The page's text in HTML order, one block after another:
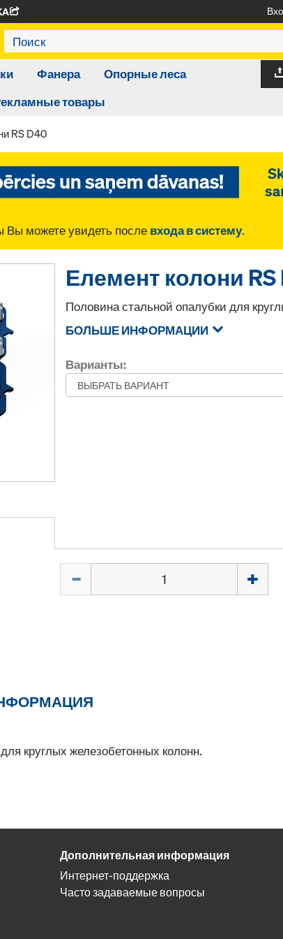
Фанера
Опорные леса
товары
RS D40
можете увидеть после входа в систему.
Елемент колони RS
Половина стальной опалубки для
БОЛЬШЕ ИНФОРМАЦИИ
Варианты:
круглых железобетонных колонн.
Дополнительная информация
Интернет-поддержка
Часто задаваемые вопросы